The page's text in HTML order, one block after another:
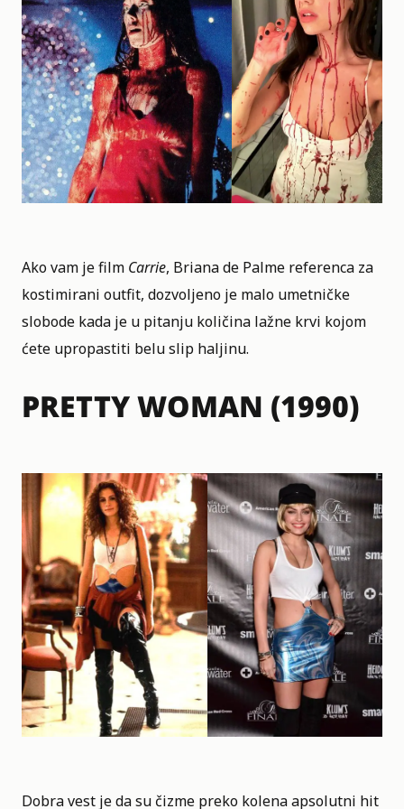
Ako vam je film Carrie, Briana de Palme referenca za
kostimirani outfit, dozvoljeno je malo umetničke
slobode kada je u pitanju količina lažne krvi kojom
ćete upropastiti belu slip haljinu.
PRETTY WOMAN (1990)
Dobra vest je da su čizme preko kolena apsolutni hit